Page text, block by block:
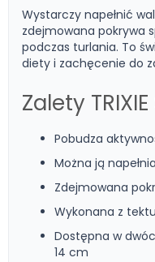
Wystarczy napełnić
zdejmowana pokrywa
podczas turlania. To
diety i zachęcenie do
Zalety
Pobudza
Można ją
Zdejmowana
Wykonana z
Dostępna w
14 cm